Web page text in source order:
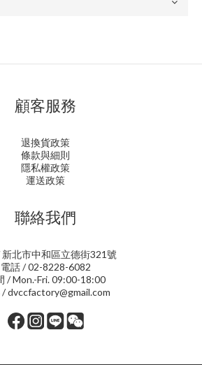
顧客服務
退換貨政策
條款與細則
隱私權政策
運送政策
聯絡我們
新北市中和區立德街321號
電話 / 02-8228-6082
/ Mon.-Fri. 09:00-18:00
/ dvccfactory@gmail.com